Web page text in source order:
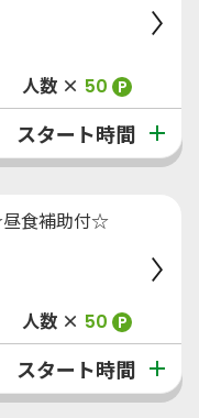
人数 × 50 P
スタート時間
昼食補助付☆
人数 × 50 P
スタート時間